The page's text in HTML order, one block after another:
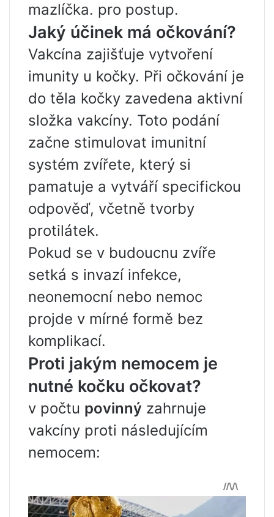
mazlíčka. pro postup.
Jaký účinek má očkování?
Vakcína zajišťuje vytvoření
imunity u kočky. Při očkování je
do těla kočky zavedena aktivní
složka vakcíny. Toto podání
začne stimulovat imunitní
systém zvířete, který si
pamatuje a vytváří specifickou
odpověď, včetně tvorby
protilátek.
Pokud se v budoucnu zvíře
setká s invazí infekce,
neonemocní nebo nemoc
projde v mírné formě bez
komplikací.
Proti jakým nemocem je
nutné kočku očkovat?
v počtu povinný zahrnuje
vakcíny proti následujícím
nemocem: